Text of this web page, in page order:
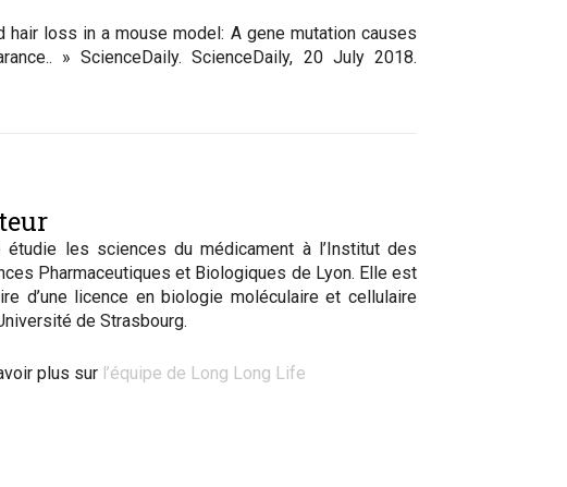
loss in a mouse model: A gene mutation causes
» ScienceDaily. ScienceDaily, 20 July 2018.
étudie les sciences du médicament à l’Institut des
Pharmaceutiques et Biologiques de Lyon. Elle est
d’une licence en biologie moléculaire et cellulaire
de Strasbourg.
plus sur l’équipe de Long Long Life